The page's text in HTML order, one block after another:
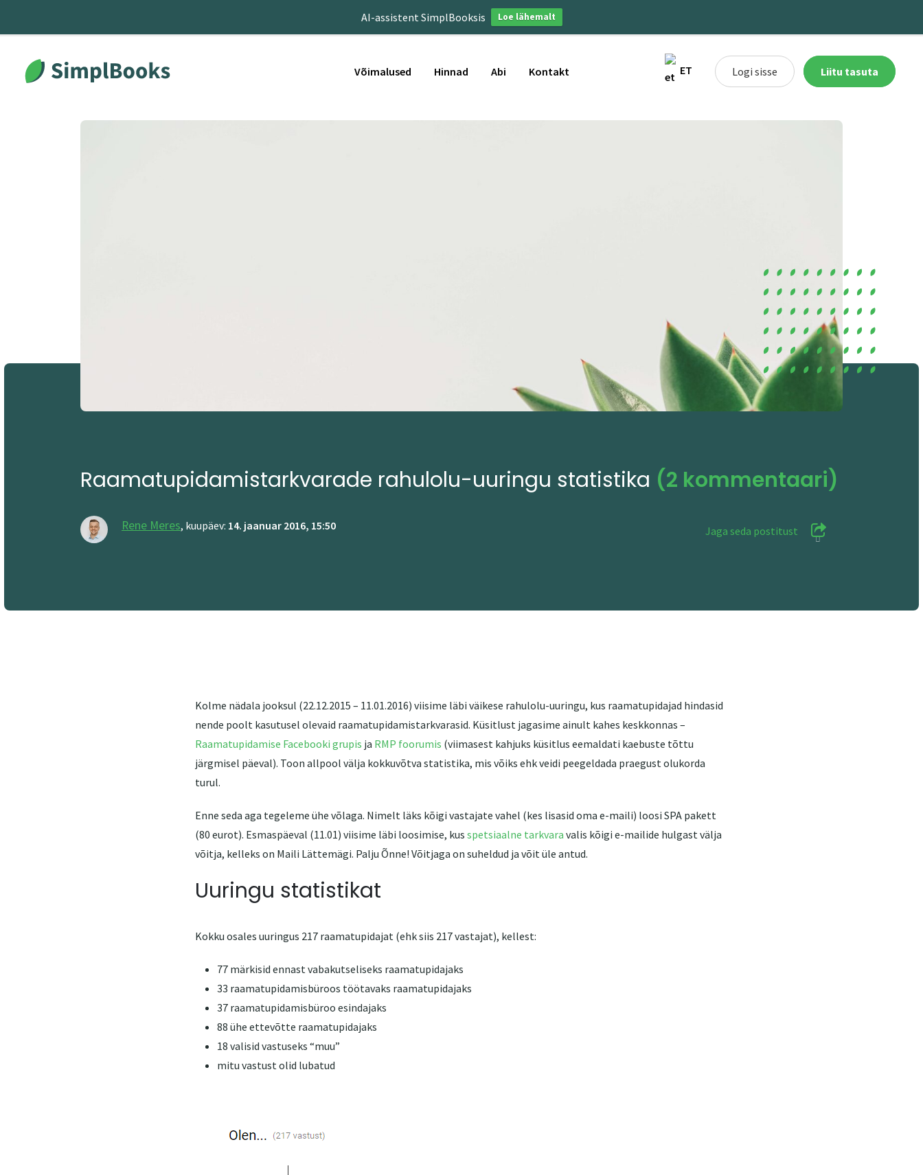
AI-assistent SimplBooksis Loe lähemalt
Võimalused Hinnad Abi Kontakt ET Logi sisse Liitu tasuta
Raamatupidamistarkvarade rahulolu-uuringu statistika (2 kommentaari)
Rene Meres, kuupäev: 14. jaanuar 2016, 15:50 Jaga seda postitust
Kolme nädala jooksul (22.12.2015 – 11.01.2016) viisime läbi väikese rahulolu-uuringu, kus raamatupidajad hindasid
nende poolt kasutusel olevaid raamatupidamistarkvarasid. Küsitlust jagasime ainult kahes keskkonnas –
Raamatupidamise Facebooki grupis ja RMP foorumis (viimasest kahjuks küsitlus eemaldati kaebuste tõttu
järgmisel päeval). Toon allpool välja kokkuvõtva statistika, mis võiks ehk veidi peegeldada praegust olukorda
turul.
Enne seda aga tegeleme ühe võlaga. Nimelt läks kõigi vastajate vahel (kes lisasid oma e-maili) loosi SPA pakett
(80 eurot). Esmaspäeval (11.01) viisime läbi loosimise, kus spetsiaalne tarkvara valis kõigi e-mailide hulgast välja
võitja, kelleks on Maili Lättemägi. Palju Õnne! Võitjaga on suheldud ja võit üle antud.
Uuringu statistikat
Kokku osales uuringus 217 raamatupidajat (ehk siis 217 vastajat), kellest:
77 märkisid ennast vabakutseliseks raamatupidajaks
33 raamatupidamisbüroos töötavaks raamatupidajaks
37 raamatupidamisbüroo esindajaks
88 ühe ettevõtte raamatupidajaks
18 valisid vastuseks “muu”
mitu vastust olid lubatud